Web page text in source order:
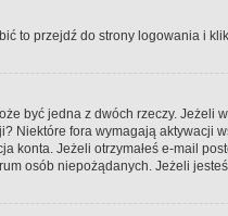
to przejdź do strony logowania i
być jedna z dwóch rzeczy. Jeżeli
fora wymagają aktywacji
Jeżeli otrzymałeś e-mail
osób niepożądanych. Jeżeli